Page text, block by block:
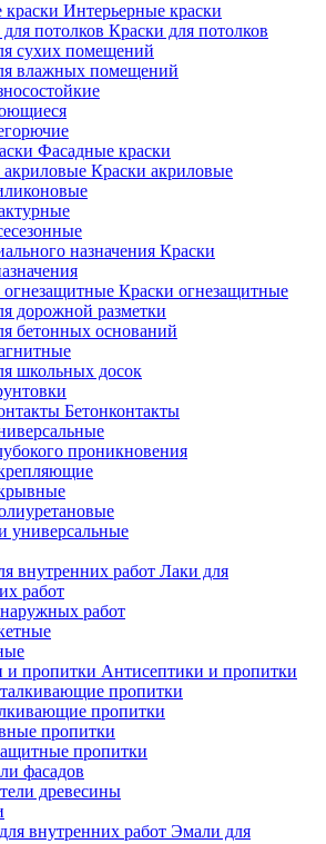
Интерьерные краски
Краски для потолков
сухих помещений
влажных помещений
Фасадные краски
Краски акриловые
Краски
Краски огнезащитные
дорожной разметки
бетонных оснований
школьных досок
Бетонконтакты
проникновения
универсальные
Лаки для
работ
работ
Антисептики и пропитки
пропитки
пропитки
пропитки
фасадов
древесины
Эмали для